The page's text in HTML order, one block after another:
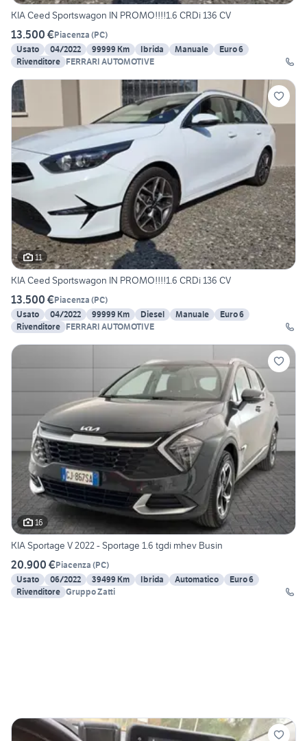
KIA Ceed Sportswagon IN PROMO!!!!1.6 CRDi 136 CV
13.500 €Piacenza (PC)
Usato
04/2022 99999 Km Ibrida Manuale
Euro 6
Rivenditore FERRARI AUTOMOTIVE
11
KIA Ceed Sportswagon IN PROMO!!!!1.6 CRDi 136 CV
13.500 €Piacenza (PC)
Usato
04/2022 99999 Km Diesel Manuale
Euro 6
Rivenditore FERRARI AUTOMOTIVE
16
KIA Sportage V 2022 - Sportage 1.6 tgdi mhev Busin
20.900 €Piacenza (PC)
Usato
06/2022 39499 Km Ibrida Automatico
Euro 6
Rivenditore Gruppo Zatti